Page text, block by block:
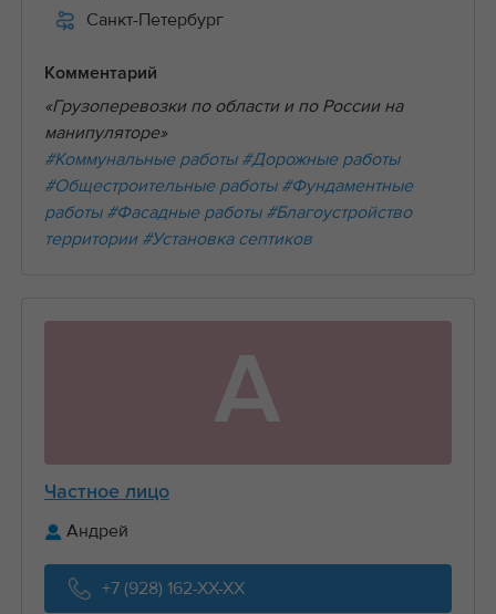
Санкт-Петербург
Комментарий
«Грузоперевозки по области и по России на
манипуляторе»
#Коммунальные работы #Дорожные работы
#Общестроительные работы #Фундаментные
работы #Фасадные работы #Благоустройство
территории #Установка септиков
А
Частное лицо
Андрей
+7 (928) 162-XX-XX